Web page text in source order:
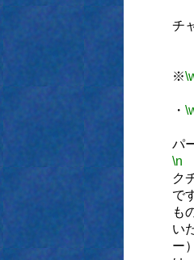
チ
※
・
パ
\n
ク
で
も
い
ー